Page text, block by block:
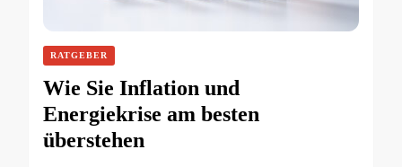
RATGEBER
Wie Sie Inflation und
Energiekrise am besten
überstehen